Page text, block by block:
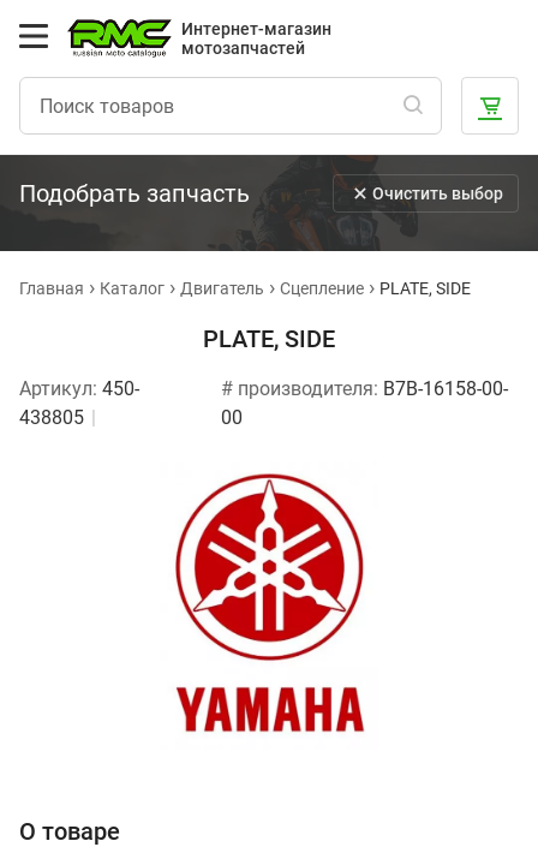
Интернет-магазин
мотозапчастей
Подобрать запчасть Очистить выбор
Главная Каталог Двигатель Сцепление PLATE, SIDE
PLATE, SIDE
Артикул: 450-
438805
# производителя: B7B-16158-00-
00
О товаре